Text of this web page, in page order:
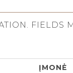
FIELDS
ĮMONĖ